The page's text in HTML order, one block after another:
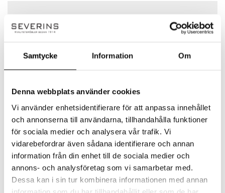
Samtycke Information Om
Denna webbplats använder cookies
Vi använder enhetsidentifierare för att anpassa innehållet
och annonserna till användarna, tillhandahålla funktioner
för sociala medier och analysera vår trafik. Vi
vidarebefordrar även sådana identifierare och annan
information från din enhet till de sociala medier och
annons- och analysföretag som vi samarbetar med.
Dessa kan i sin tur kombinera informationen med annan
information som du har tillhandahållit eller som de har
Ditt betyg
Din recension
Namn*
E-post*
Spara mitt namn, min e-postadress och webbplats i
Det finns inga frågor än
Kartell
Det italienska märket Kartell är känt världen
över för sina trendiga design möbler i färgglad
plast. Företaget grundades för snart 60 år